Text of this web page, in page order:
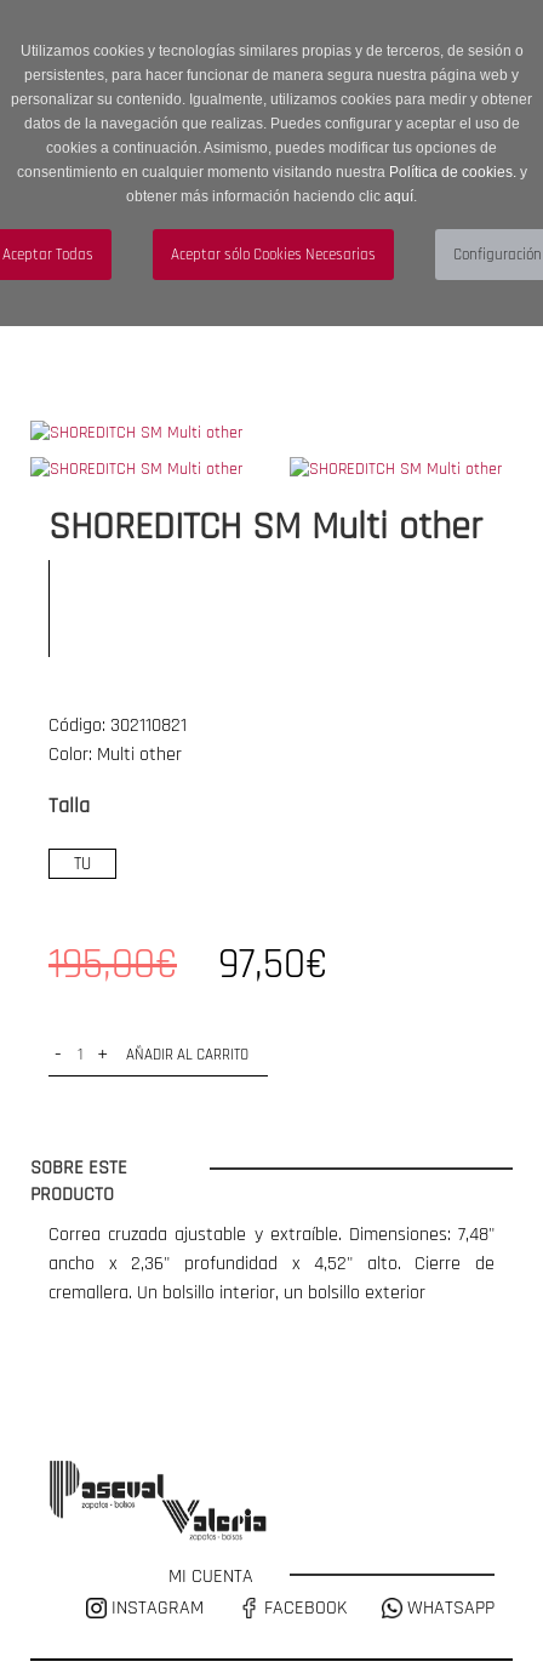
Utilizamos cookies y tecnologías similares propias y de terceros, de sesión o
persistentes, para hacer funcionar de manera segura nuestra página web y
personalizar su contenido. Igualmente, utilizamos cookies para medir y obtener
datos de la navegación que realizas. Puedes configurar y aceptar el uso de
cookies a continuación. Asimismo, puedes modificar tus opciones de
consentimiento en cualquier momento visitando nuestra Política de cookies.y
obtener más información haciendo clic aquí.
descuento en Sección OUTLET con código OUTLET20
navigation
Menú
SHOREDITCH SM Multi other
Código: 302110821
Color: Multi other
Talla
TU
195,00€ 97,50€
- + AÑADIR AL CARRITO
SOBRE ESTE
PRODUCTO
Correa cruzada ajustable y extraíble. Dimensiones: 7,48"
ancho x 2,36" profundidad x 4,52" alto. Cierre de
cremallera. Un bolsillo interior, un bolsillo exterior
MI CUENTA
INSTAGRAM
FACEBOOK WHATSAPP